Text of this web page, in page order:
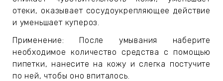
отеки, оказывает сосудоукрепляющее действие
и уменьшает купероз.
Применение: После умывания наберите
необходимое количество средства с помощью
пипетки, нанесите на кожу и слегка постучите
по ней, чтобы оно впиталось.